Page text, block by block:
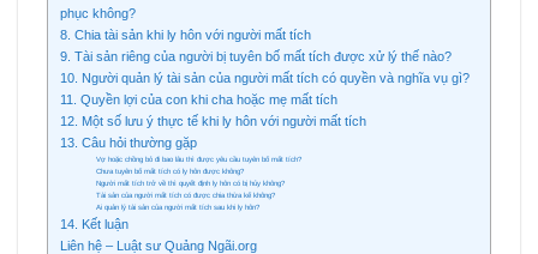
phục không?
8. Chia tài sản khi ly hôn với người mất tích
9. Tài sản riêng của người bị tuyên bố mất tích được xử lý thế nào?
10. Người quản lý tài sản của người mất tích có quyền và nghĩa vụ gì?
11. Quyền lợi của con khi cha hoặc mẹ mất tích
12. Một số lưu ý thực tế khi ly hôn với người mất tích
13. Câu hỏi thường gặp
Vợ hoặc chồng bỏ đi bao lâu thì được yêu cầu tuyên bố mất tích?
Chưa tuyên bố mất tích có ly hôn được không?
Người mất tích trở về thì quyết định ly hôn có bị hủy không?
Tài sản của người mất tích có được chia thừa kế không?
Ai quản lý tài sản của người mất tích sau khi ly hôn?
14. Kết luận
Liên hệ – Luật sư Quảng Ngãi.org